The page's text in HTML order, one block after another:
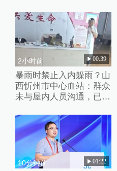
2小时前 00:39
暴雨时禁止入内躲雨？山
西忻州市中心血站：群众
未与屋内人员沟通，已批
10分钟前 01:22